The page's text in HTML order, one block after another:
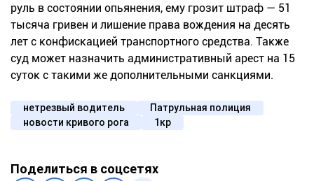
руль в состоянии опьянения, ему грозит штраф — 51
тысяча гривен и лишение права вождения на десять
лет с конфискацией транспортного средства. Также
суд может назначить административный арест на 15
суток с такими же дополнительными санкциями.
нетрезвый водитель
Патрульная полиция
новости кривого рога
1кр
Поделиться в соцсетях